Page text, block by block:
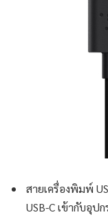
สายเครื่องพิมพ์
USB-C เข้ากับอุ